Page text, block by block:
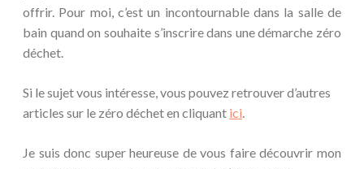
offrir. Pour moi, c’est un incontournable dans la salle de
bain quand on souhaite s’inscrire dans une démarche zéro
déchet.
Si le sujet vous intéresse, vous pouvez retrouver d’autres
articles sur le zéro déchet en cliquant ici.
Je suis donc super heureuse de vous faire découvrir mon